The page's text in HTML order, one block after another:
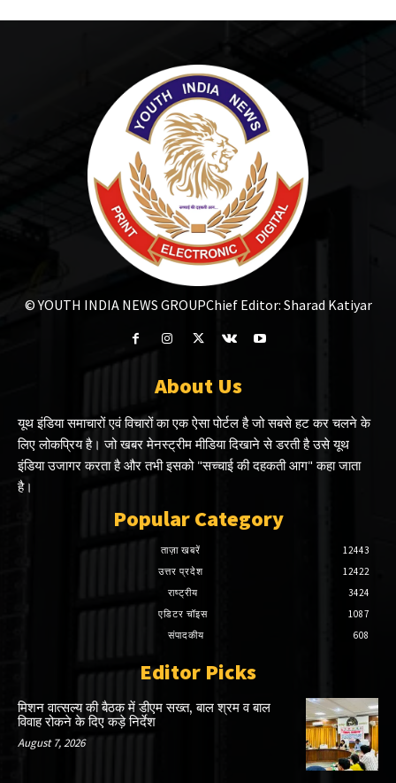
© YOUTH INDIA NEWS GROUPChief Editor: Sharad Katiyar
About Us
यूथ इंडिया समाचारों एवं विचारों का एक ऐसा पोर्टल है जो सबसे हट कर चलने के
लिए लोकप्रिय है। जो खबर मेनस्ट्रीम मीडिया दिखाने से डरती है उसे यूथ
इंडिया उजागर करता है और तभी इसको "सच्चाई की दहकती आग" कहा जाता
है।
Popular Category
ताज़ा खबरें
12443
उत्तर प्रदेश
12422
राष्ट्रीय
3424
एडिटर चॉइस
1087
संपादकीय
608
Editor Picks
मिशन वात्सल्य की बैठक में डीएम सख्त, बाल श्रम व बाल
विवाह रोकने के दिए कड़े निर्देश
August 7, 2026